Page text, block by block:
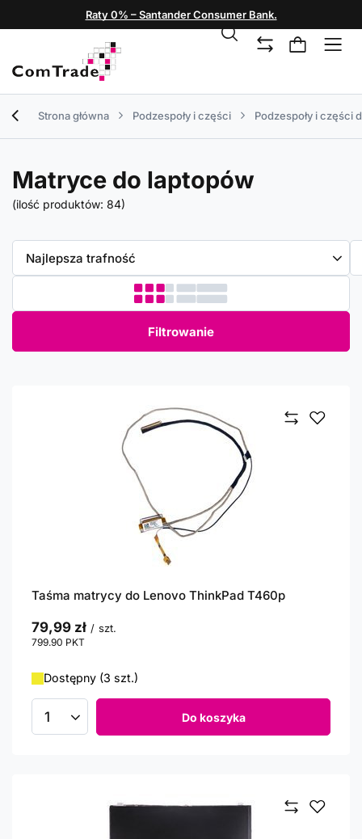
Raty 0% – Santander Consumer Bank.
Strona główna Podzespoły i części Podzespoły i części
Matryce do laptopów
(ilość produktów: 84)
Zmień sortowanie
Najlepsza trafność
Filtrowanie
Taśma matrycy do Lenovo ThinkPad T460p
79,99 zł / szt.
799.90 PKT
Dostępny (3 szt.)
Ilość produktów Do koszyka